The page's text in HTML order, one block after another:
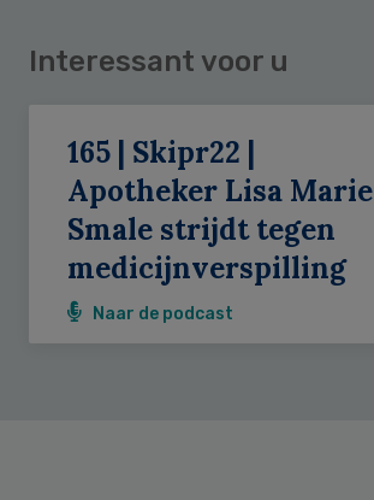
Interessant voor u
165 | Skipr22 |
Apotheker Lisa Marie
Smale strijdt tegen
medicijnverspilling
Naar de podcast